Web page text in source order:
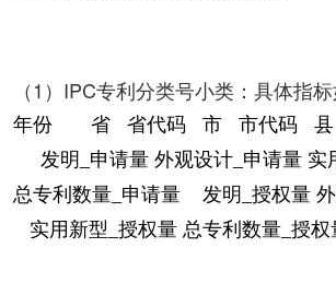
（1）IPC专利分类号小类：具体指
年份 省 省代码 市 市代码 县
发明_申请量 外观设计_申请量 实
总专利数量_申请量 发明_授权量
实用新型_授权量 总专利数量_授权